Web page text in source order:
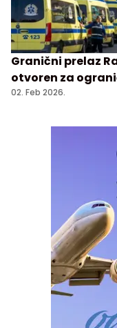
Granični prelaz
otvoren za
02. Feb 2026.